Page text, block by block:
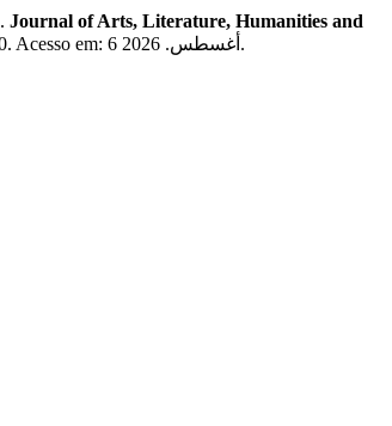
أ.ذكرى عبدالجليل علي سلّام; د. محمد السيد حافظ. النمذجة التنبؤية لتركيزات PM10 في مدينة الرياض باستخدام التقنيات الجيومكانية وخوارزميات التعلم الآلي. Journal of Arts, Literature, Humanities and
, n. 123, p. 355–380, 2025. DOI: 10.33193/JALHSS.123.2025.1490. Disponível em: https://jalhss.com/index.php/jalhss/article/view/1490. Acesso em: 6 أغسطس. 2026.